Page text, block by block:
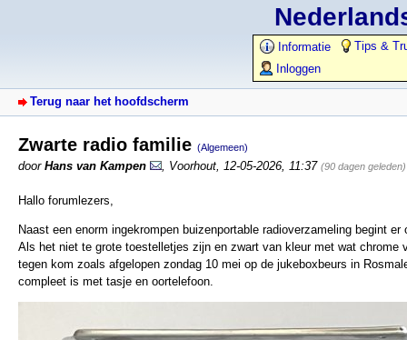
Informatie
Tips &
Inloggen
Terug naar het hoofdscherm
Zwarte radio familie (Algemeen)
door Hans van Kampen Voorhout 12-05-2026, 11:37 (90 dagen geleden)
Hallo forumlezers,
Naast een enorm ingekrompen buizenportable radioverzameling begint
Als het niet te grote toestelletjes zijn en zwart van kleur met wat chrome
tegen kom zoals afgelopen zondag 10 mei op de jukeboxbeurs in
compleet is met tasje en oortelefoon.